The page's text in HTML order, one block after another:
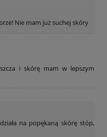
Nie mam już suchej skóry
i skórę mam w lepszym
na popękaną skórę stóp,